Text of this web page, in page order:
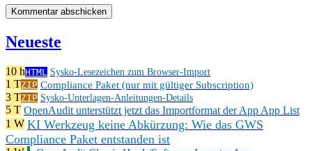
Neueste
10 hHTML Sysko-Lesezeichen zum Browser-Import
1 TZIP Compliance Paket (nur mit gültiger Subscription)
3 TZIP Sysko-Unterlagen-Anleitungen-Details
5 T OpenAudit unterstützt jetzt das Importformat der App App List
1 W KI Werkzeug keine Abkürzung: Wie das GWS
Compliance Paket entstanden ist